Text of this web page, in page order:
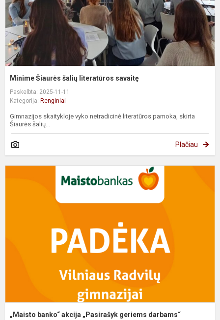
Minime Šiaurės šalių literatūros savaitę
Paskelbta: 2025-11-11
Kategorija: Renginiai
Gimnazijos skaitykloje vyko netradicinė literatūros pamoka, skirta
Šiaurės šalių...
Plačiau
„Maisto banko“ akcija „Pasirašyk geriems darbams“